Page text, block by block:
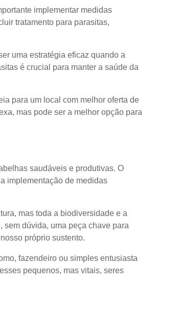
implementar medidas
tratamento para parasitas,
uma estratégia eficaz quando a
é crucial para manter a saúde da
para um local com melhor oferta de
mas pode ser a melhor opção para
saudáveis e produtivas. O
implementação de medidas
mas toda a biodiversidade e a
dúvida, uma peça chave para
próprio sustento.
fazendeiro ou simples entusiasta
pequenos, mas vitais, seres